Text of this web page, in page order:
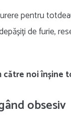
pentru
de furie,
noi înșine
obsesiv